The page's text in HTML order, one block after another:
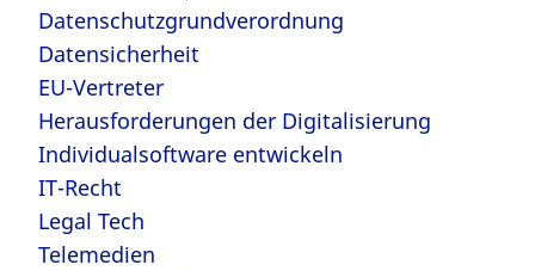
Datenschutzgrundverordnung
Datensicherheit
EU-Vertreter
Herausforderungen der Digitalisierung
Individualsoftware entwickeln
IT-Recht
Legal Tech
Telemedien